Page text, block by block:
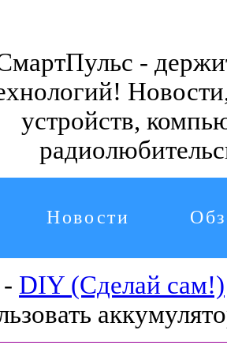
-
устройств,
Новости
- DIY (Сделай сам!)